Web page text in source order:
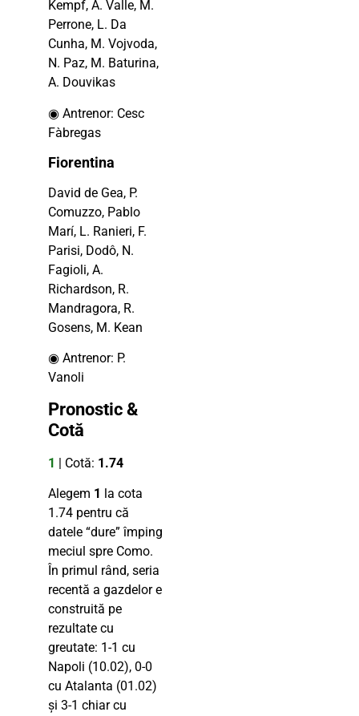
Kempf, A. Valle, M.
Perrone, L. Da
Cunha, M. Vojvoda,
N. Paz, M. Baturina,
A. Douvikas
◉ Antrenor: Cesc
Fàbregas
Fiorentina
David de Gea, P.
Comuzzo, Pablo
Marí, L. Ranieri, F.
Parisi, Dodô, N.
Fagioli, A.
Richardson, R.
Mandragora, R.
Gosens, M. Kean
◉ Antrenor: P.
Vanoli
Pronostic &
Cotă
1 | Cotă: 1.74
Alegem 1 la cota
1.74 pentru că
datele “dure” împing
meciul spre Como.
În primul rând, seria
recentă a gazdelor e
construită pe
rezultate cu
greutate: 1-1 cu
Napoli (10.02), 0-0
cu Atalanta (01.02)
și 3-1 chiar cu